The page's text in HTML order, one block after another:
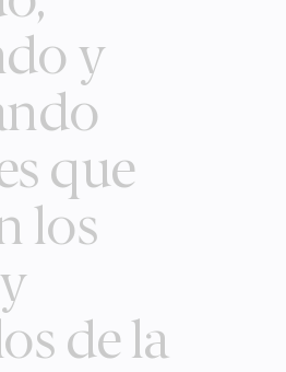
y
que
los
de la